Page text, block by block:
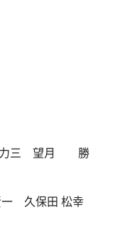
望月 勝
保田 松幸